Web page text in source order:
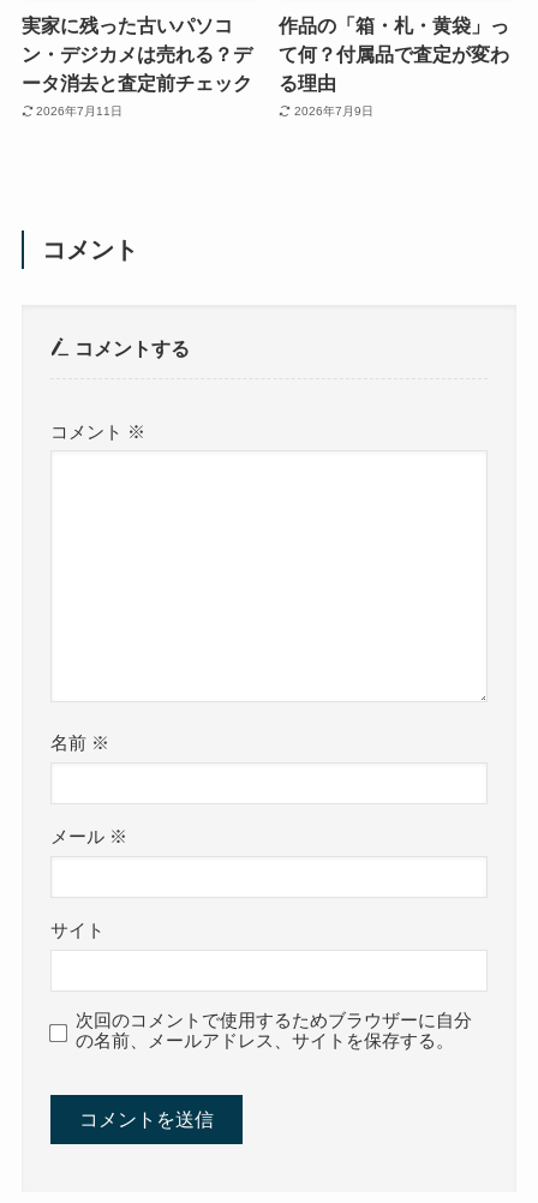
実家に残った古いパソコ
ン・デジカメは売れる？デ
ータ消去と査定前チェック
2026年7月11日
作品の「箱・札・黄袋」っ
て何？付属品で査定が変わ
る理由
2026年7月9日
コメント
コメントする
コメント ※
名前 ※
メール ※
サイト
次回のコメントで使用するためブラウザーに自分
の名前、メールアドレス、サイトを保存する。